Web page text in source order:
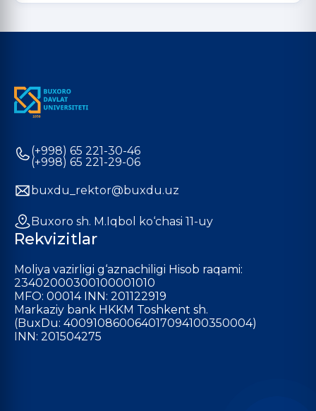
(+998) 65 221-30-46
(+998) 65 221-29-06
buxdu_rektor@buxdu.uz
Buxoro sh. M.Iqbol ko‘chasi 11-uy
Rekvizitlar
Moliya vazirligi g‘aznachiligi Hisob raqami:
23402000300100001010
MFO: 00014 INN: 201122919
Markaziy bank HKKM Toshkent sh.
(BuxDu: 400910860064017094100350004)
INN: 201504275